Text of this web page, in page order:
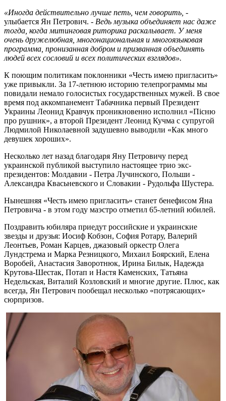
«Иногда действительно лучше петь, чем говорить, -
улыбается Ян Петрович. - Ведь музыка объединяет нас даже
тогда, когда митинговая риторика раскалывает. У меня
очень дружелюбная, многонациональная и многоязыковая
программа, пронизанная добром и призванная объединять
людей всех сословий и всех политических взглядов».
К поющим политикам поклонники «Честь имею пригласить»
уже привыкли. За 17-летнюю историю телепрограммы мы
повидали немало голосистых государственных мужей. В свое
время под аккомпанемент Табачника первый Президент
Украины Леонид Кравчук проникновенно исполнил «Пiсню
про рушник», а второй Президент Леонид Кучма с супругой
Людмилой Николаевной задушевно выводили «Как много
девушек хороших».
Несколько лет назад благодаря Яну Петровичу перед
украинской публикой выступило настоящее трио экс-
президентов: Молдавии - Петра Лучинского, Польши -
Александра Квасьневского и Словакии - Рудольфа Шустера.
Нынешняя «Честь имею пригласить» станет бенефисом Яна
Петровича - в этом году маэстро отметил 65-летний юбилей.
Поздравить юбиляра приедут российские и украинские
звезды и друзья: Иосиф Кобзон, София Ротару, Валерий
Леонтьев, Роман Карцев, джазовый оркестр Олега
Лундстрема и Марка Резницкого, Михаил Боярский, Елена
Воробей, Анастасия Заворотнюк, Ирина Билык, Надежда
Крутова-Шестак, Потап и Настя Каменских, Татьяна
Недельская, Виталий Козловский и многие другие. Плюс, как
всегда, Ян Петрович пообещал несколько «потрясающих»
сюрпризов.